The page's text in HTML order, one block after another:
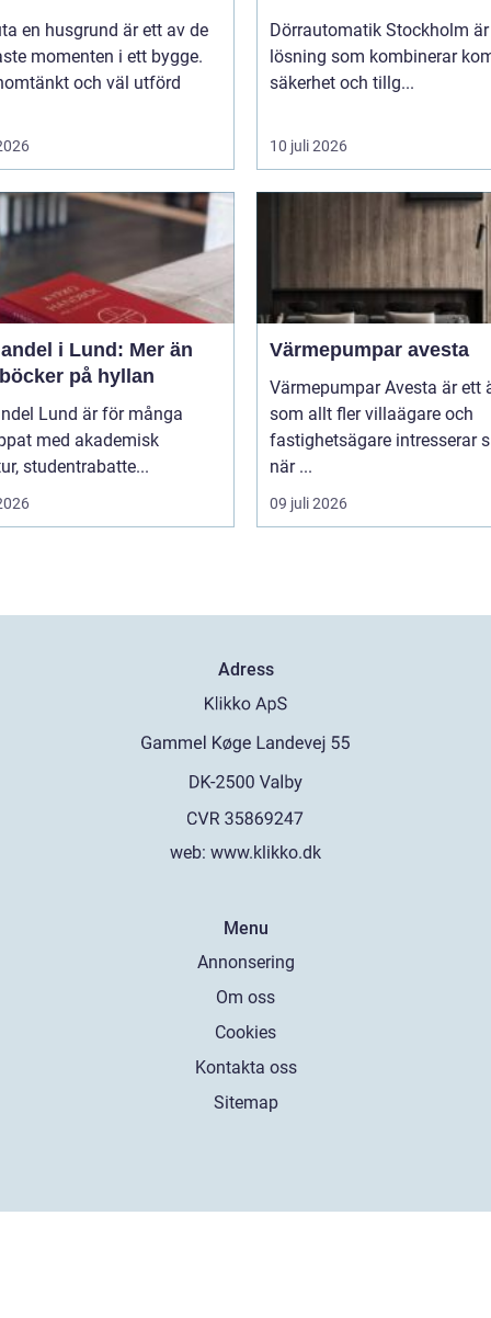
en husgrund är ett av de
momenten i ett bygge.
och väl utförd
Dörrautomatik Stockholm
lösning som kombinerar
säkerhet och tillg...
10 juli 2026
i Lund: Mer än
på hyllan
Lund är för många
med akademisk
studentrabatte...
Värmepumpar avesta
Värmepumpar Avesta är ett
som allt fler villaägare och
fastighetsägare intresserar
när ...
09 juli 2026
Adress
web: www.klikko.dk
Menu
Annonsering
Om oss
Cookies
Kontakta oss
Sitemap